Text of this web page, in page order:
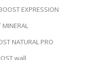
EXPRESSION
MINERAL
NATURAL PRO
wall